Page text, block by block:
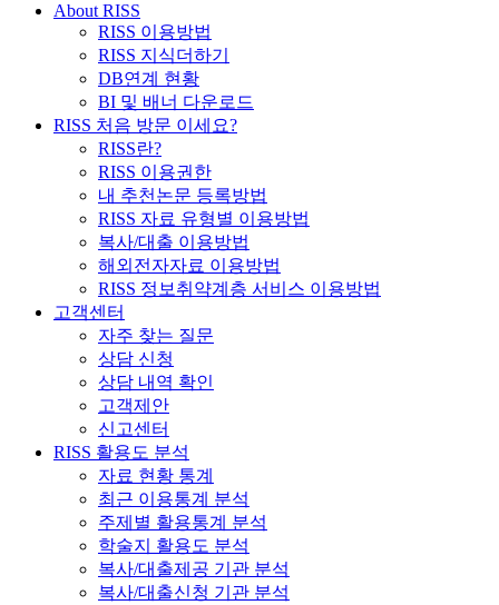
About RISS
RISS 이용방법
RISS 지식더하기
DB연계 현황
BI 및 배너 다운로드
RISS 처음 방문 이세요?
RISS란?
RISS 이용권한
내 추천논문 등록방법
RISS 자료 유형별 이용방법
복사/대출 이용방법
해외전자자료 이용방법
RISS 정보취약계층 서비스 이용방법
고객센터
자주 찾는 질문
상담 신청
상담 내역 확인
고객제안
신고센터
RISS 활용도 분석
자료 현황 통계
최근 이용통계 분석
주제별 활용통계 분석
학술지 활용도 분석
복사/대출제공 기관 분석
복사/대출신청 기관 분석